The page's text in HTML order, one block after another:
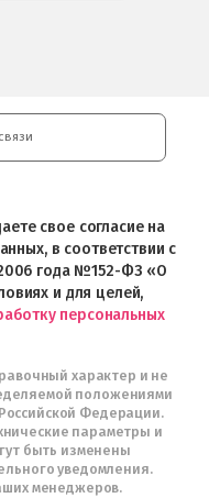
свое согласие на
в соответствии с
года №152-ФЗ «О
и для целей,
персональных
характер и не
положениями
Федерации.
параметры и
быть изменены
уведомления.
менеджеров.